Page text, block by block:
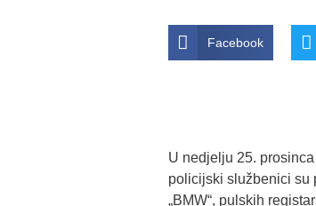
Facebook
U nedjelju 25.
policijski službenici su
„BMW“, pulskih